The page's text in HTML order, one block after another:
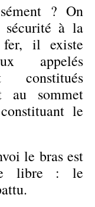
? On
sécurité à la
fer, il existe
appelés
constitués
au sommet
le
le bras est
libre : le